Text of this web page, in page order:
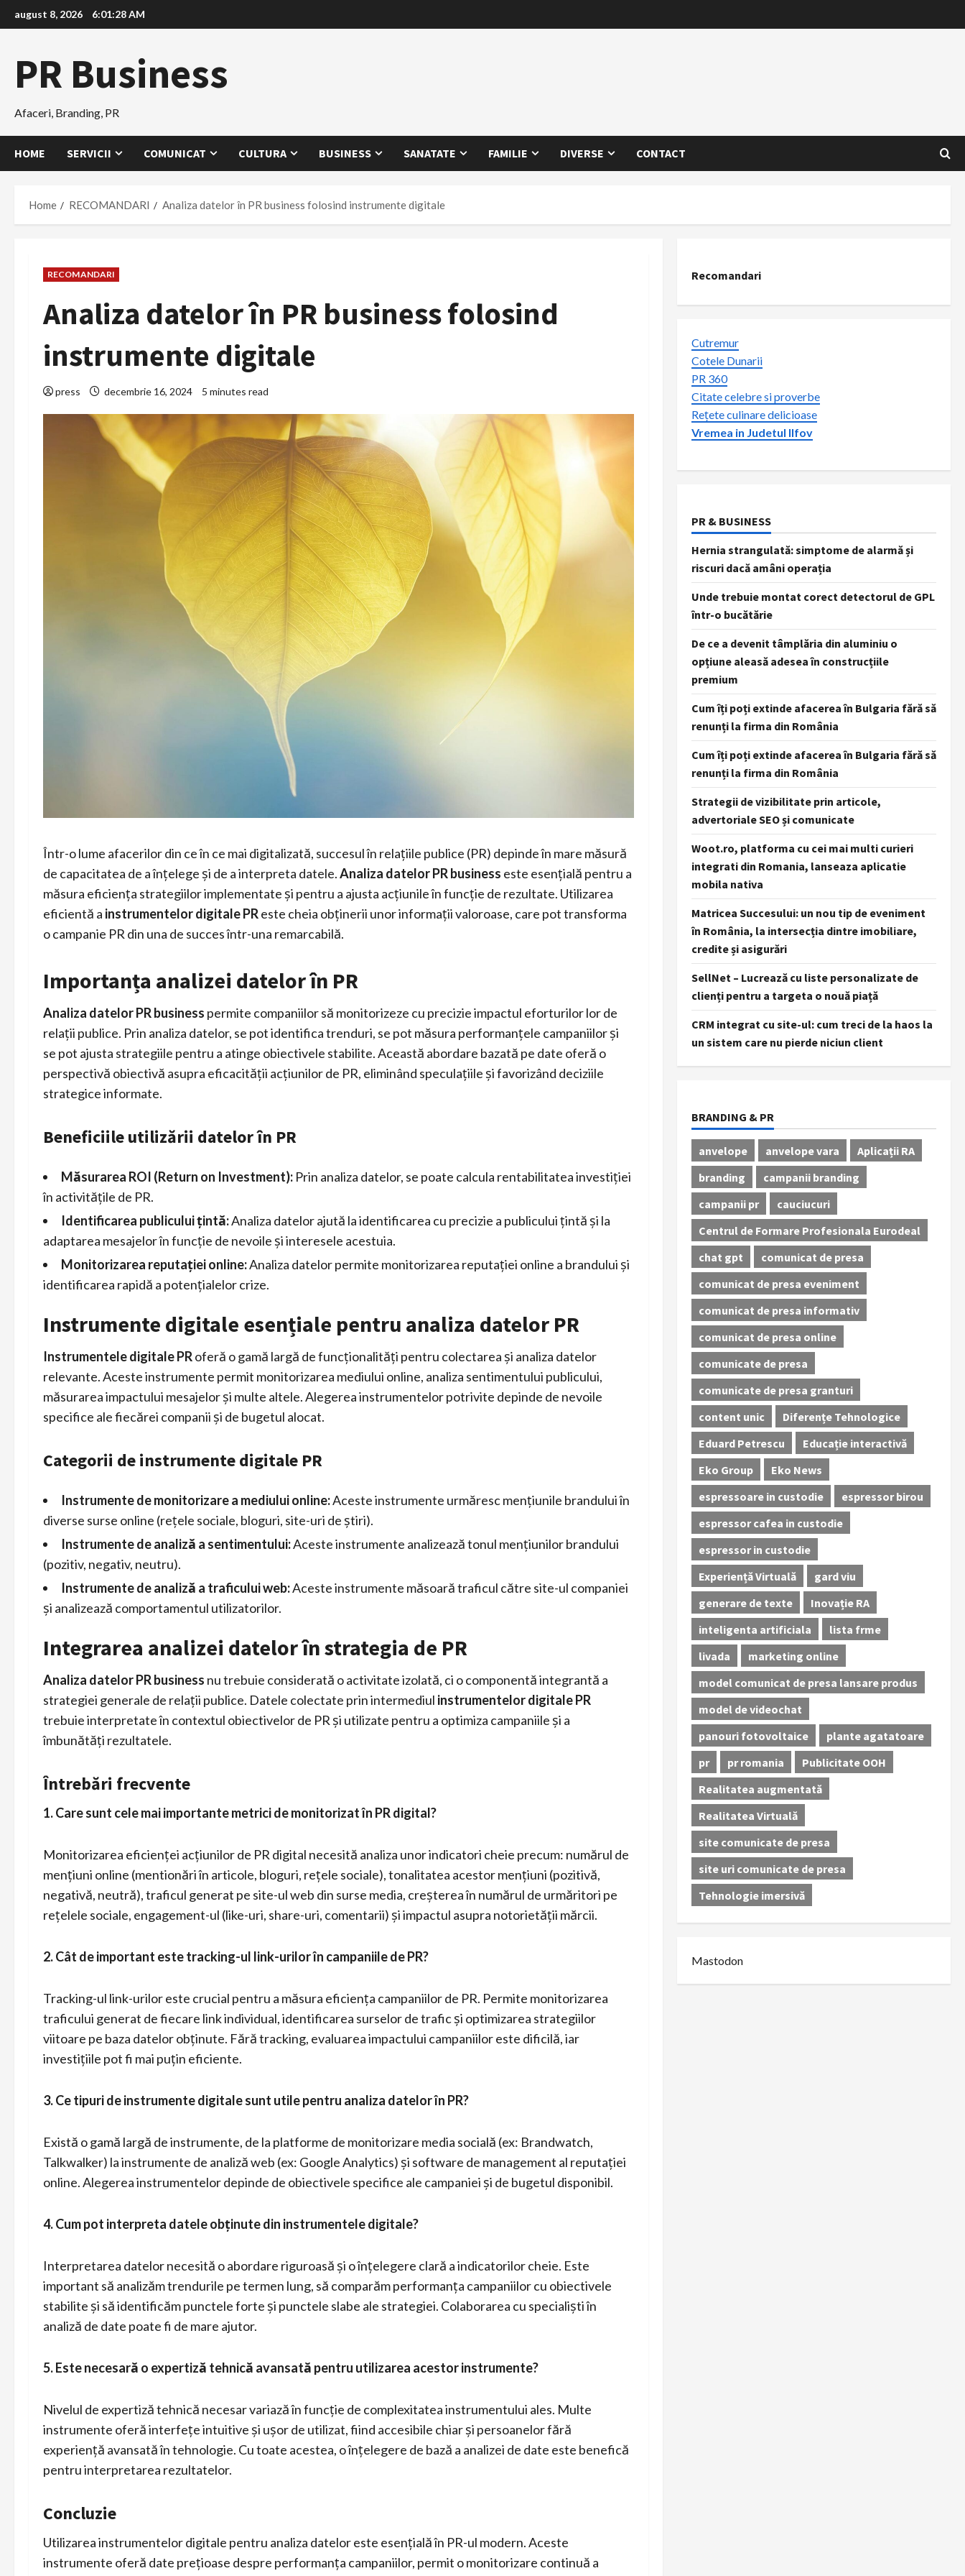
to
august 8, 2026 6:01:29 AM
PR Business
Afaceri, Branding, PR
HOME SERVICII COMUNICAT CULTURA BUSINESS SANATATE FAMILIE DIVERSE CONTACT
Home RECOMANDARI Analiza datelor în PR business folosind instrumente digitale
RECOMANDARI
Analiza datelor în PR business folosind
instrumente digitale
press decembrie 16, 2024 5 minutes read
Într-o lume afacerilor din ce în ce mai digitalizată, succesul în relațiile publice (PR) depinde în mare măsură
de capacitatea de a înțelege și de a interpreta datele.Analiza datelor PR business este esențială pentru a
măsura eficiența strategiilor implementate și pentru a ajusta acțiunile în funcție de rezultate. Utilizarea
eficientă a instrumentelor digitale PReste cheia obținerii unor informații valoroase, care pot transforma
o campanie PR din una de succes într-una remarcabilă.
Importanța analizei datelor în PR
Analiza datelor PR business permite companiilor să monitorizeze cu precizie impactul eforturilor lor de
relații publice. Prin analiza datelor, se pot identifica trenduri, se pot măsura performanțele campaniilor și
se pot ajusta strategiile pentru a atinge obiectivele stabilite. Această abordare bazată pe date oferă o
perspectivă obiectivă asupra eficacității acțiunilor de PR, eliminând speculațiile și favorizând deciziile
strategice informate.
Beneficiile utilizării datelor în PR
Măsurarea ROI (Return on Investment): Prin analiza datelor, se poate calcula rentabilitatea investiției
în activitățile de PR.
Identificarea publicului țintă:Analiza datelor ajută la identificarea cu precizie a publicului țintă și la
adaptarea mesajelor în funcție de nevoile și interesele acestuia.
Monitorizarea reputației online:Analiza datelor permite monitorizarea reputației online a brandului și
identificarea rapidă a potențialelor crize.
Instrumente digitale esențiale pentru analiza datelor PR
Instrumentele digitale PRoferă o gamă largă de funcționalități pentru colectarea și analiza datelor
relevante. Aceste instrumente permit monitorizarea mediului online, analiza sentimentului publicului,
măsurarea impactului mesajelor și multe altele. Alegerea instrumentelor potrivite depinde de nevoile
specifice ale fiecărei companii și de bugetul alocat.
Categorii de instrumente digitale PR
Instrumente de monitorizare a mediului online:Aceste instrumente urmăresc mențiunile brandului în
diverse surse online (rețele sociale, bloguri, site-uri de știri).
Instrumente de analiză a sentimentului:Aceste instrumente analizează tonul mențiunilor brandului
(pozitiv, negativ, neutru).
Instrumente de analiză a traficului web:Aceste instrumente măsoară traficul către site-ul companiei
și analizează comportamentul utilizatorilor.
Integrarea analizei datelor în strategia de PR
Analiza datelor PR business nu trebuie considerată o activitate izolată, ci o componentă integrantă a
strategiei generale de relații publice. Datele colectate prin intermediul instrumentelor digitale PR
trebuie interpretate în contextul obiectivelor de PR și utilizate pentru a optimiza campaniile și a
îmbunătăți rezultatele.
Întrebări frecvente
1. Care sunt cele mai importante metrici de monitorizat în PR digital?
Monitorizarea eficienței acțiunilor de PR digital necesită analiza unor indicatori cheie precum: numărul de
mențiuni online (mentionări în articole, bloguri, rețele sociale), tonalitatea acestor mențiuni (pozitivă,
negativă, neutră), traficul generat pe site-ul web din surse media, creșterea în numărul de urmăritori pe
rețelele sociale, engagement-ul (like-uri, share-uri, comentarii) și impactul asupra notorietății mărcii.
2. Cât de important este tracking-ul link-urilor în campaniile de PR?
Tracking-ul link-urilor este crucial pentru a măsura eficiența campaniilor de PR. Permite monitorizarea
traficului generat de fiecare link individual, identificarea surselor de trafic și optimizarea strategiilor
viitoare pe baza datelor obținute. Fără tracking, evaluarea impactului campaniilor este dificilă, iar
investițiile pot fi mai puțin eficiente.
3. Ce tipuri de instrumente digitale sunt utile pentru analiza datelor în PR?
Există o gamă largă de instrumente, de la platforme de monitorizare media socială (ex: Brandwatch,
Talkwalker) la instrumente de analiză web (ex: Google Analytics) și software de management al reputației
online. Alegerea instrumentelor depinde de obiectivele specifice ale campaniei și de bugetul disponibil.
4. Cum pot interpreta datele obținute din instrumentele digitale?
Interpretarea datelor necesită o abordare riguroasă și o înțelegere clară a indicatorilor cheie. Este
important să analizăm trendurile pe termen lung, să comparăm performanța campaniilor cu obiectivele
stabilite și să identificăm punctele forte și punctele slabe ale strategiei. Colaborarea cu specialiști în
analiză de date poate fi de mare ajutor.
5. Este necesară o expertiză tehnică avansată pentru utilizarea acestor instrumente?
Nivelul de expertiză tehnică necesar variază în funcție de complexitatea instrumentului ales. Multe
instrumente oferă interfețe intuitive și ușor de utilizat, fiind accesibile chiar și persoanelor fără
experiență avansată în tehnologie. Cu toate acestea, o înțelegere de bază a analizei de date este benefică
pentru interpretarea rezultatelor.
Concluzie
Utilizarea instrumentelor digitale pentru analiza datelor este esențială în PR-ul modern. Aceste
instrumente oferă date prețioase despre performanța campaniilor, permit o monitorizare continuă a
Recomandari
Cutremur
Cotele Dunarii
PR 360
Citate celebre si proverbe
Rețete culinare delicioase
Vremea in Judetul Ilfov
PR & BUSINESS
Hernia strangulată: simptome de alarmă și
riscuri dacă amâni operația
Unde trebuie montat corect detectorul de GPL
într-o bucătărie
De ce a devenit tâmplăria din aluminiu o
opțiune aleasă adesea în construcțiile
premium
Cum îți poți extinde afacerea în Bulgaria fără să
renunți la firma din România
Cum îți poți extinde afacerea în Bulgaria fără să
renunți la firma din România
Strategii de vizibilitate prin articole,
advertoriale SEO și comunicate
Woot.ro, platforma cu cei mai multi curieri
integrati din Romania, lanseaza aplicatie
mobila nativa
Matricea Succesului: un nou tip de eveniment
în România, la intersecția dintre imobiliare,
credite și asigurări
SellNet – Lucrează cu liste personalizate de
clienți pentru a targeta o nouă piață
CRM integrat cu site-ul: cum treci de la haos la
un sistem care nu pierde niciun client
BRANDING & PR
anvelope anvelope vara
Aplicații RA
branding
campanii branding
campanii pr
cauciucuri
Centrul de Formare Profesionala Eurodeal
chat gpt
comunicat de presa
comunicat de presa eveniment
comunicat de presa informativ
comunicat de presa online
comunicate de presa
comunicate de presa granturi
content unic
Diferențe Tehnologice
Eduard Petrescu
Educație interactivă
Eko Group
Eko News
espressoare in custodie
espressor birou
espressor cafea in custodie
espressor in custodie
Experiență Virtuală
gard viu
generare de texte
Inovație RA
inteligenta artificiala
lista frme
livada
marketing online
model comunicat de presa lansare produs
model de videochat
panouri fotovoltaice
plante agatatoare
pr
pr romania
Publicitate OOH
Realitatea augmentată
Realitatea Virtuală
site comunicate de presa
site uri comunicate de presa
Tehnologie imersivă
Mastodon